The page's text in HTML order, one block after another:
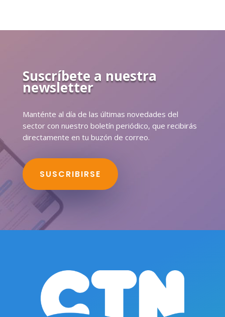
Suscríbete a nuestra
newsletter
Manténte al día de las últimas novedades del
sector con nuestro boletín periódico, que recibirás
directamente en tu buzón de correo.
SUSCRIBIRSE